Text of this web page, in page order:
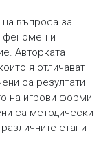
въпроса за
феномен и
Авторката
я отличават
са резултати
на игрови форми
са методически
етапи